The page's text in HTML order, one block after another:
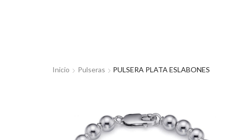
Inicio Pulseras PULSERA PLATA ESLABONES